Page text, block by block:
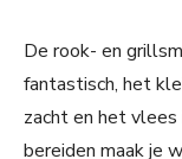
De rook- en
fantastisch, het
zacht en het vlees
bereiden maak je